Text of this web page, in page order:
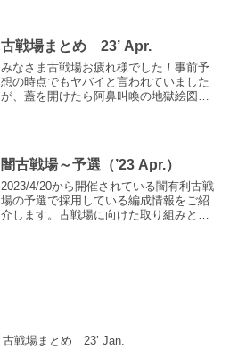
古戦場まとめ 23’ Apr.
みなさま古戦場お疲れ様でした！事前予
想の時点でもヤバイと言われていました
が、蓋を開けたら阿鼻叫喚の地獄絵図が
闇古戦場～予選（’23 Apr.）
2023/4/20から開催されている闇有利古戦
場の予選で採用している編成情報をご紹
介します。古戦場に向けた取り組みと、
古戦場まとめ 23’ Jan.